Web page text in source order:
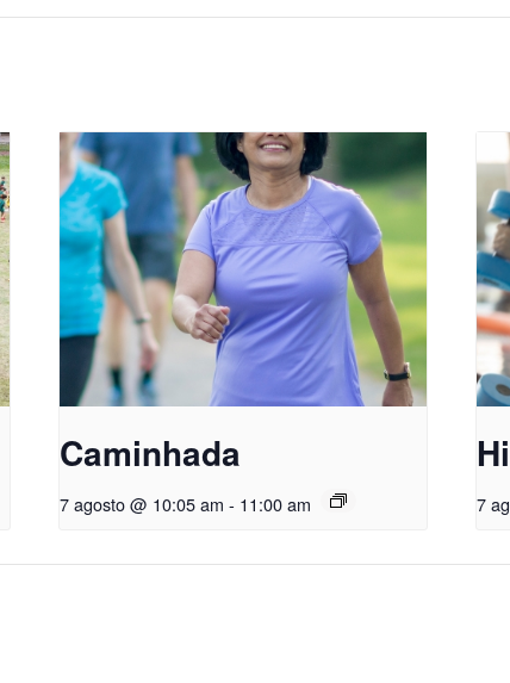
Caminhada
7 agosto @ 10:05 am - 11:00 am 7